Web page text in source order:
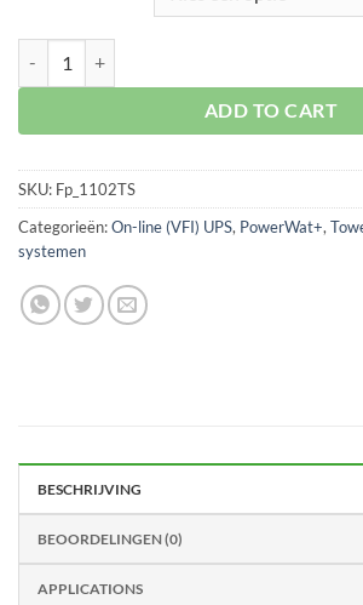
ADD TO CART
SKU: Fp_1102TS
Categorieën:On-line (VFI) UPS, PowerWat+,
systemen
BESCHRIJVING
BEOORDELINGEN (0)
APPLICATIONS